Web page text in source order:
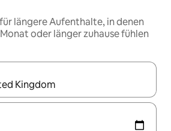
längere Aufenthalte, in denen
oder länger zuhause fühlen
sind, navigiere mit den